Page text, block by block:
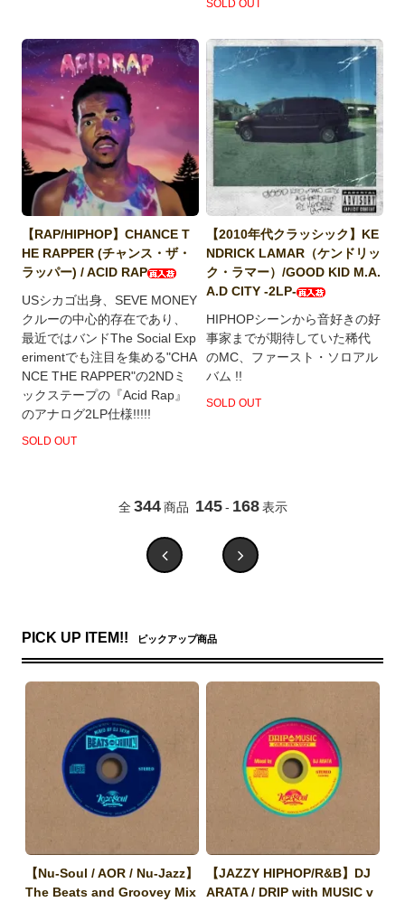
SOLD OUT
【RAP/HIPHOP】CHANCE T
HE RAPPER (チャンス・ザ・
ラッパー) / ACID RAP
USシカゴ出身、SEVE MONEY
クルーの中心的存在であり、
最近ではバンドThe Social Exp
erimentでも注目を集める"CHA
NCE THE RAPPER"の2NDミ
ックステープの『Acid Rap』
のアナログ2LP仕様!!!!!
SOLD OUT
【2010年代クラッシック】KE
NDRICK LAMAR（ケンドリッ
ク・ラマー）/GOOD KID M.A.
A.D CITY -2LP-
HIPHOPシーンから音好きの好
事家までが期待していた稀代
のMC、ファースト・ソロアル
バム !!
SOLD OUT
全 344 商品 145 - 168 表示
PICK UP ITEM!! ピックアップ商品
【Nu-Soul / AOR / Nu-Jazz】
The Beats and Groovey Mix
【JAZZY HIPHOP/R&B】DJ
ARATA / DRIP with MUSIC v